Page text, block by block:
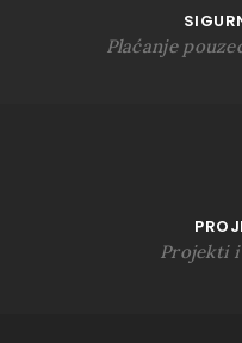
Plaćanje
Projekti i